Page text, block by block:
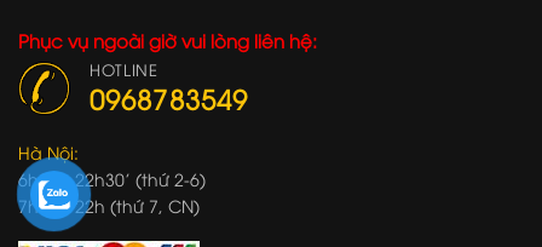
Phục vụ ngoài giờ vui lòng liên hệ:
HOTLINE
0968783549
Hà Nội:
6h30'- 22h30' (thứ 2-6)
7h00'- 22h (thứ 7, CN)